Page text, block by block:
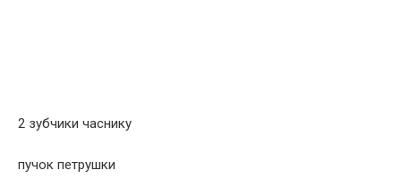
2 зубчики часнику
пучок петрушки